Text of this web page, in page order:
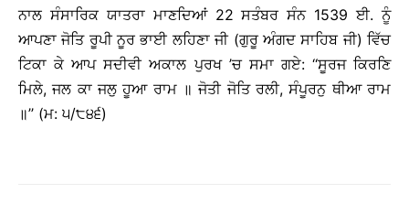
ਨਾਲ ਸੰਸਾਰਿਕ ਯਾਤਰਾ ਮਾਣਦਿਆਂ 22 ਸਤੰਬਰ ਸੰਨ 1539 ਈ. ਨੂੰ
ਆਪਣਾ ਜੋਤਿ ਰੂਪੀ ਨੂਰ ਭਾਈ ਲਹਿਣਾ ਜੀ (ਗੁਰੂ ਅੰਗਦ ਸਾਹਿਬ ਜੀ) ਵਿੱਚ
ਟਿਕਾ ਕੇ ਆਪ ਸਦੀਵੀ ਅਕਾਲ ਪੁਰਖ ’ਚ ਸਮਾ ਗਏ: ‘‘ਸੂਰਜ ਕਿਰਣਿ
ਮਿਲੇ, ਜਲ ਕਾ ਜਲੁ ਹੂਆ ਰਾਮ ॥ ਜੋਤੀ ਜੋਤਿ ਰਲੀ, ਸੰਪੂਰਨੁ ਥੀਆ ਰਾਮ
॥’’ (ਮ: ੫/੮੪੬)